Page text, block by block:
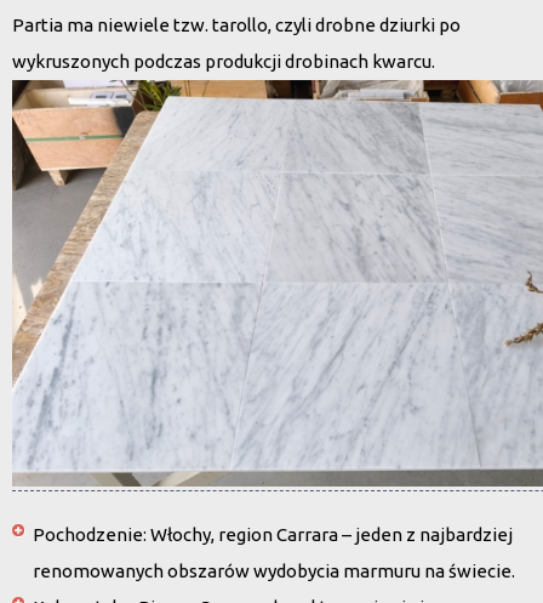
Partia ma niewiele tzw. tarollo, czyli drobne dziurki po
wykruszonych podczas produkcji drobinach kwarcu.
Pochodzenie: Włochy, region Carrara – jeden z najbardziej
renomowanych obszarów wydobycia marmuru na świecie.